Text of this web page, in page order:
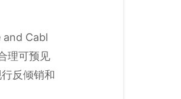
and Cabl
理可预见
反倾销和